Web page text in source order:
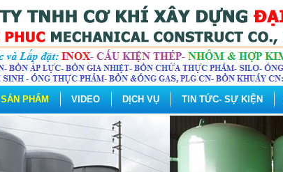
SẢN PHẨM VIDEO DỊCH VỤ TIN TỨC- SỰ KIỆN